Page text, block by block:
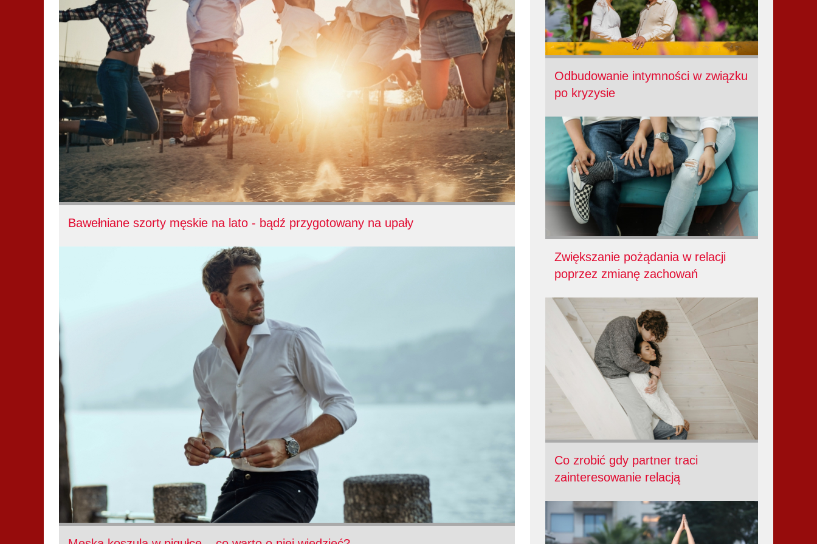
Bawełniane szorty męskie na lato - bądź przygotowany na upały
Odbudowanie intymności w związku
po kryzysie
Zwiększanie pożądania w relacji
poprzez zmianę zachowań
Co zrobić gdy partner traci
zainteresowanie relacją